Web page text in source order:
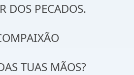
DOS PECADOS.
TUAS MÃOS?